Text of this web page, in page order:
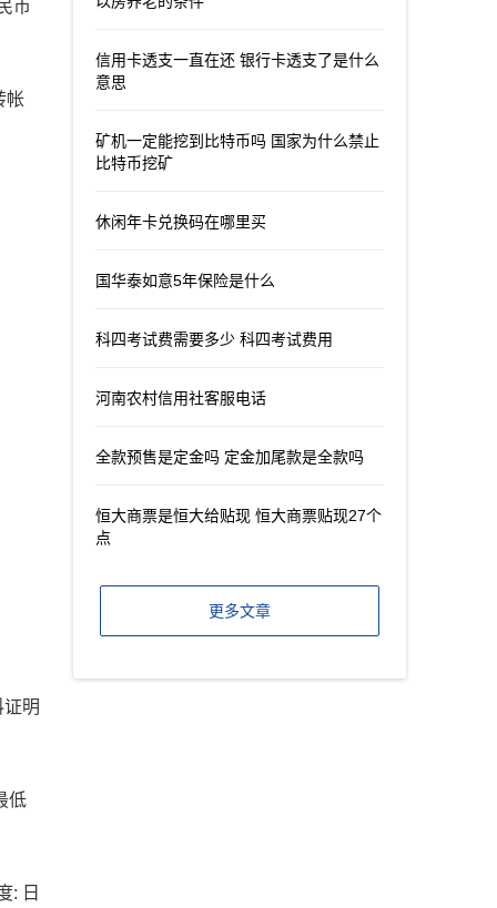
币
帐
明
低
: 日
信用卡透支一直在还 银行卡透支了是什么
意思
矿机一定能挖到比特币吗 国家为什么禁止
比特币挖矿
休闲年卡兑换码在哪里买
国华泰如意5年保险是什么
科四考试费需要多少 科四考试费用
河南农村信用社客服电话
全款预售是定金吗 定金加尾款是全款吗
恒大商票是恒大给贴现 恒大商票贴现27个
点
更多文章